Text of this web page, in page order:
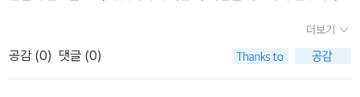
게오전, 오후 잠깐씩 햇볕을 받으면서 걸으면 좋다.운동을 하면서 튼
튼한 다리가 너무 고마워지기 시작한다.사람을 겉모습으로 판단하지
요. 힘들고 고된 운동이 아니라, 일상에서 쉽게 할 수 있는 간단한 운
동과 습관들을 통해 체력을 기르는 방법을 알려줘서 실천 가능성이
이면 좋겠다는 혼잣말을 하기 일쑤일 정도로 하루가 참 빠듯하게 돌
아간다. 그러다보니 퇴근 후에는 물을 잔뜩 머금은 솜뭉치마냥 무거
운 몸이 되기에 소파에 누워 잠시나마 방전된 체력을 충전해야 식구
더보기
공감 (0) 댓글 (0)